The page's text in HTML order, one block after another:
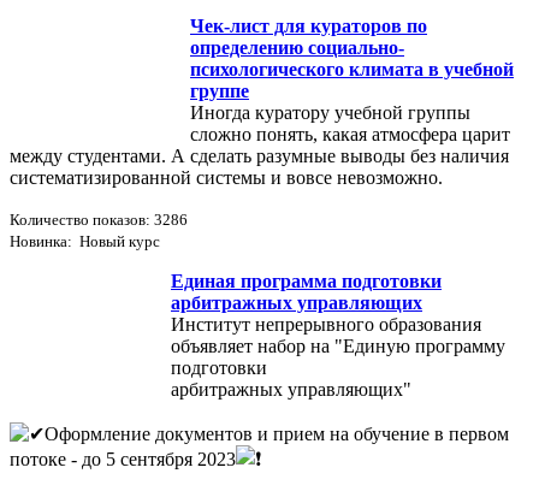
Чек-лист для кураторов по
определению социально-
психологического климата в учебной
группе
Иногда куратору учебной группы
сложно понять, какая атмосфера царит
между студентами. А сделать разумные выводы без наличия
систематизированной системы и вовсе невозможно.
Количество показов: 3286
Новинка: Новый курс
Единая программа подготовки
арбитражных управляющих
Институт непрерывного образования
объявляет набор на "Единую программу
подготовки
арбитражных управляющих"
Оформление документов и прием на обучение в первом
потоке - до 5 сентября 2023